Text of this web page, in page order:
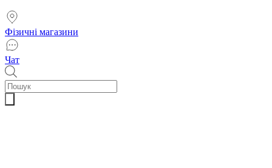
Фізичні магазини
Чат
Пошук
товарів